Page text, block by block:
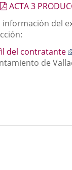
ACTA 3
información del
del contratante
de